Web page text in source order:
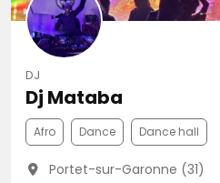
DJ
Dj Mataba
Afro Dance Dance hall
Portet-sur-Garonne (31)